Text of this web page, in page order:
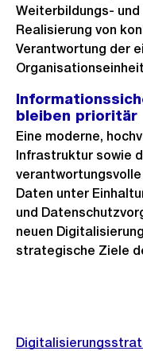
Weiterbildungs-
Realisierung von
Verantwortung der
bleiben prioritär
Eine moderne,
Infrastruktur sowie
verantwortungsvolle
Daten unter
und
neuen
strategische Ziele
Informationen